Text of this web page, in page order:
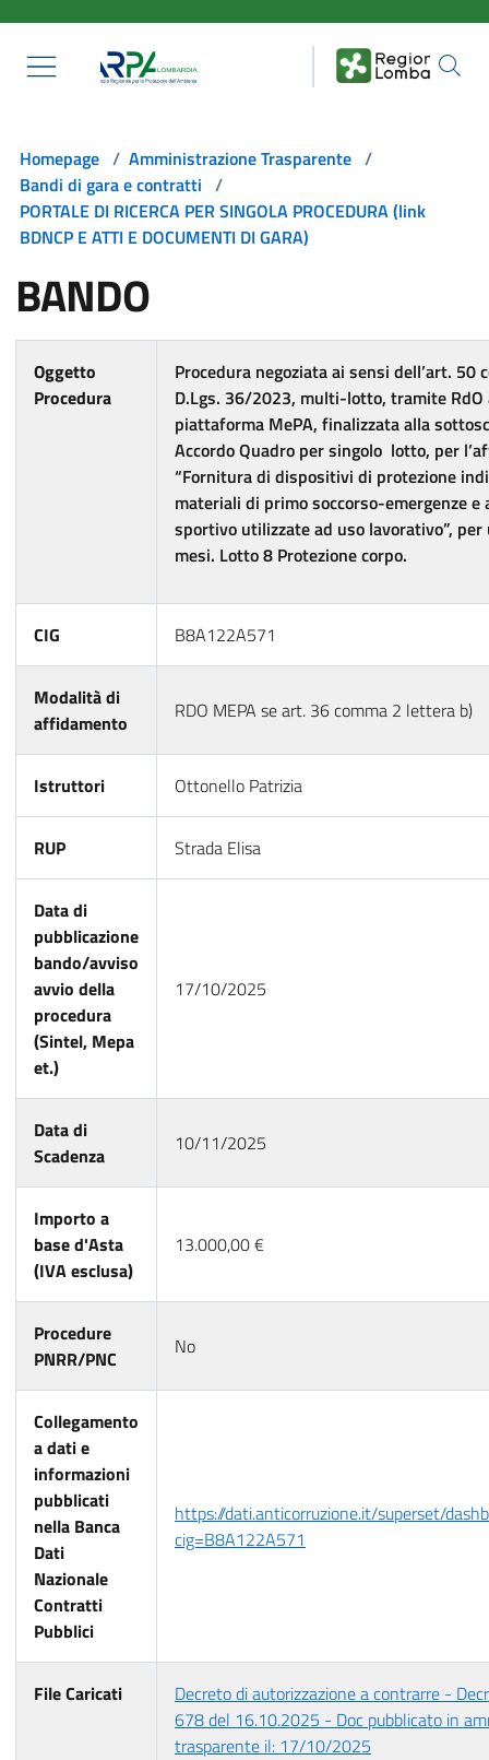
Homepage / Amministrazione Trasparente /
Bandi di gara e contratti /
PORTALE DI RICERCA PER SINGOLA PROCEDURA (link
BDNCP E ATTI E DOCUMENTI DI GARA)
BANDO
Oggetto
Procedura
Procedura negoziata ai sensi dell’art. 50
D.Lgs. 36/2023, multi-lotto, tramite RdO
piattaforma MePA, finalizzata alla
Accordo Quadro per singolo lotto, per
“Fornitura di dispositivi di protezione
materiali di primo soccorso-emergenze
sportivo utilizzate ad uso lavorativo”,
mesi. Lotto 8 Protezione corpo.
CIG B8A122A571
Modalità di
affidamento
RDO MEPA se art. 36 comma 2 lettera b)
Istruttori Ottonello Patrizia
RUP Strada Elisa
Data di
pubblicazione
bando/avviso
avvio della
procedura
(Sintel, Mepa
et.)
17/10/2025
Data di
Scadenza
10/11/2025
Importo a
base d'Asta
(IVA esclusa)
13.000,00 €
Procedure
PNRR/PNC
No
Collegamento
a dati e
informazioni
pubblicati
nella Banca
Dati
Nazionale
Contratti
Pubblici
https://dati.anticorruzione.it/superset/
cig=B8A122A571
File Caricati
Decreto di autorizzazione a contrarre -
678 del 16.10.2025 - Doc pubblicato in
trasparente il: 17/10/2025